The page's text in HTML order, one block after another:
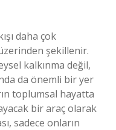
daha çok
şekillenir.
kalkınma değil,
da önemli bir yer
toplumsal hayatta
bir araç olarak
sadece onların